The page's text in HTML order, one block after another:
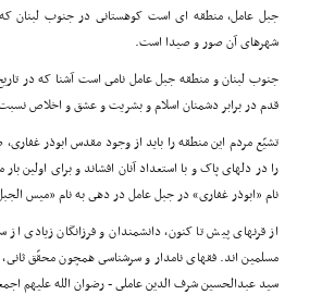
جبل عامل، منطقه اى است کوهستانى در جنوب لبنان
شهرهاى آن صور و صیدا است.
جنوب لبنان و منطقه جبل عامل نامى است آشنا که در
قدم در برابر دشمنان اسلام و بشریت و عشق و اخلاص
تشیّع مردم این منطقه را باید از وجود مقدس ابوذر
را در دلهاى پاک و با استعداد آنان افشاند و براى اولین
نام «ابوذر غفارى» در جبل عامل در دهى به نام «میس
از قرنهاى پیش تا کنون، دانشمندان و فرزانگان
مسلمین اند. فقهاى نامدار و سرشناسى همچون محقّق
سید عبدالحسین شرف الدین عاملى - رضوان الله علیهم